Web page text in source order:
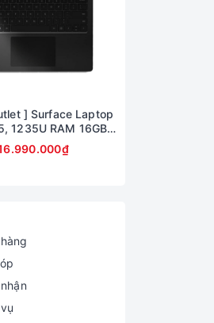
] Surface Laptop
1235U RAM 16GB,
13.5INCH 2.5K (
hành 6 tháng )